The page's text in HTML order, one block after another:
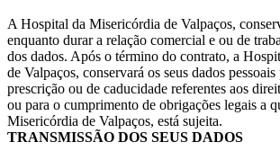
A Hospital da Misericórdia de Valpaços,
enquanto durar a relação comercial e ou de
dos dados. Após o término do contrato, a
de Valpaços, conservará os seus dados
prescrição ou de caducidade referentes aos
ou para o cumprimento de obrigações legais a
Misericórdia de Valpaços, está sujeita.
TRANSMISSÃO DOS SEUS DADOS